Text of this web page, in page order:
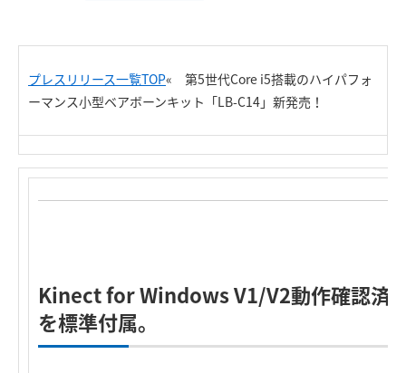
プレスリリース一覧TOP«
第5世代Core i5搭載のハイパフォ
ーマンス小型ベアボーンキット「LB-C14」新発売！
Kinect for Windows V1/V2動作確認済
を標準付属。